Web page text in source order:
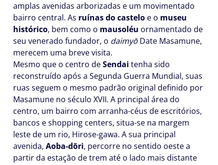
amplas avenidas arborizadas e um movimentado
bairro central. As ruínas do castelo e o museu
histórico, bem como o mausoléu ornamentado de
seu venerado fundador, o daimyō Date Masamune,
merecem uma breve visita.
Mesmo que o centro deSendai tenha sido
reconstruído após a Segunda Guerra Mundial, suas
ruas seguem o mesmo padrão original definido por
Masamune no século XVII. A principal área do
centro, um bairro com arranha-céus de escritórios,
bancos e shopping centers, situa-se na margem
leste de um rio, Hirose-gawa. A sua principal
avenida, Aoba-dōri, percorre no sentido oeste a
partir da estação de trem até o lado mais distante